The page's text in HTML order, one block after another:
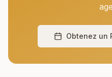
Obtenez un